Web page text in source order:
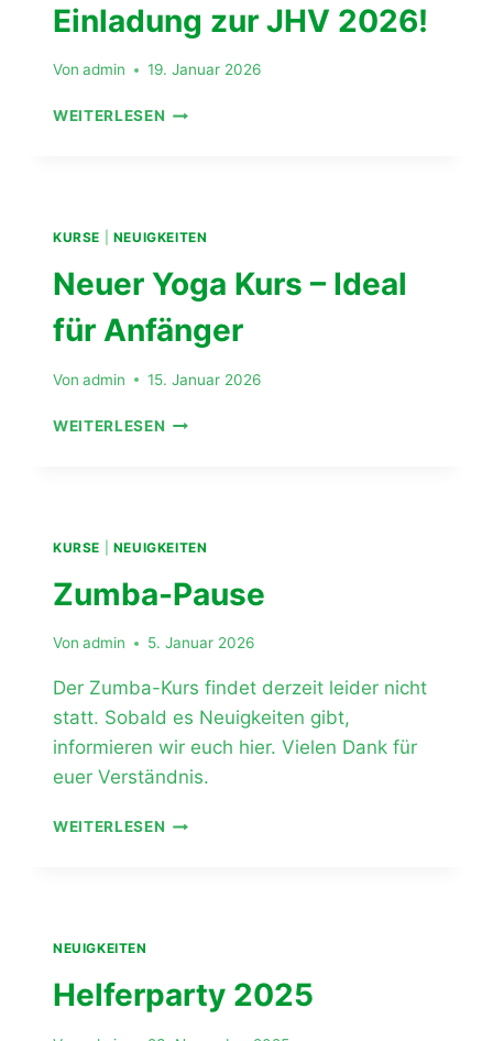
Einladung zur JHV 2026!
Von admin 19. Januar 2026
WEITERLESEN EINLADUNG
KURSE NEUIGKEITEN
Neuer Yoga Kurs – Ideal
für Anfänger
Von admin 15. Januar 2026
WEITERLESEN NEUER
KURSE NEUIGKEITEN
Zumba-Pause
Von admin 5. Januar 2026
Der Zumba-Kurs findet derzeit leider nicht
statt. Sobald es Neuigkeiten gibt,
informieren wir euch hier. Vielen Dank für
euer Verständnis.
WEITERLESEN ZUMBA-
NEUIGKEITEN
Helferparty 2025